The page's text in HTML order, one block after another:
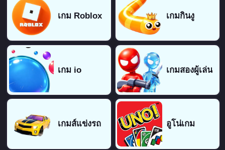
เกม Roblox เกมกินงู
เกม io เกมสองผู้เล่น
เกมส์แข่งรถ อูโน่เกม